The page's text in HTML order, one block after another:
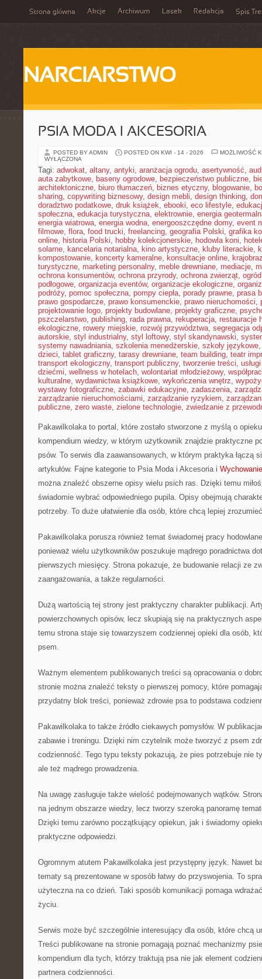
Strona główna Akcje Archiwum Lasek Redakcja Spis
NARCIARSTWO
PSIA MODA I AKCESORIA
POSTED BY ADMIN POSTED ON KWI - 14 - 2026
MOŻLIWOŚĆ
WYŁĄCZONA
Tagi: adwokat, altany, antyki, aranżacja ogrodu, asertywność,
auta zabytkowe, baseny ogrodowe, bezpieczeństwo publiczne,
architektoniczne, biuro tłumaczeń, biznes etyczny, blogowanie,
sharing, copywriting biznesowy, design mebli, design thinking,
doradztwo podatkowe, druk książek, ebooki, eco lifestyle,
społeczna, edukacja turystyczna, elektrownie, energia
energia wiatrowa, energia wodna, energooszczędne domy, event
filmowe, flora, food trucki, freelancing, geografia Polski, grafika
online, historia Polski, hobby kolekcjonerskie, hodowla koni,
solarne, kancelaria notarialna, kino artystyczne, kluby literackie,
kompostowanie, koncerty kameralne, konsultacje online,
turystyczne, marketing personalny, meble drewniane, mediacje,
ochrona konsumentów, ochrona przyrody, ochrona zwierząt,
podłogowe, organizacja eventów, organizacje ekologiczne,
podróży, pomoc społeczna, pompy ciepła, porady prawne, prasa
prawo gospodarcze, prawo konsumenckie, prawo nieruchomości,
projektowanie logo, projekty budowlane, projekty graficzne,
pszczelarstwo, publishing, rada prawna, rekuperacja, restauracje
ekologiczne, rowery miejskie, rozwój przywództwa, segregacja
autorskie, styl industrialny, styl loftowy, styl skandynawski,
systemy nawadniania, szkolenia menedżerskie, szkoły językowe
dzieci, tablet graficzny, tarasy drewniane, team building, teatr
transport ekologiczny, transport publiczny, tworzenie treści,
dziećmi, wellness w hotelach, wolontariat młodzieżowy,
kulturalne, wydawnictwa książkowe, wykończenia wnętrz,
wystawy fotograficzne, zabawki edukacyjne, zadaszenia,
zarządzanie nieruchomościami, zarządzanie ryzykiem,
publiczne, zero waste, zielone technologie, zwiedzanie z
Pakawilkolaka to portal, które zostało stworzone z myślą o
kompendium wiedzy, w którym użytkownik znajdzie praktyczne
psów. To serwis dla zaawansowanych, w którym praktyka łączą
artykułów. Fajne kategorie to Psia Moda i Akcesoria i
można znaleźć obszerne opisy wielu psich ras. Dzięki temu
świadomie wybrać odpowiedniego pupila. Opisy obejmują
potrzeby. To duże ułatwienie dla osób, które chcą lepiej
Pakawilkolaka porusza również temat świadomej pracy
ponieważ wielu użytkowników poszukuje mądrego poradnictwa
pierwszych miesięcy. Strona pokazuje, że budowanie relacji ze
zaangażowania, a także regularności.
Dużą wartością tej strony jest praktyczny charakter publikacji.
powierzchownych opisów, lecz skupiają się na praktycznych
temu strona staje się towarzyszem codziennej opieki dla osób,
psem.
Ważnym elementem publikowanych treści są opracowania o
stronie można znaleźć teksty o pierwszej pomocy, które
przydatny blok treści, ponieważ zdrowie psa to podstawa
Pakawilkolaka to także źródło ciekawych pomysłów. W
zabawie i treningu. Dzięki nim czytelnik może tworzyć z psem
codzienność. Tego typu teksty pokazują, że pies potrzebuje nie
ale też mądrego prowadzenia.
Na uwagę zasługuje także wielość podejmowanych wątków.
na jednym obszarze wiedzy, lecz tworzy szeroką panoramę
Dzięki temu zarówno początkujący opiekun, jak i świadomy
praktyczne odpowiedzi.
Ogromnym atutem Pakawilkolaka jest przystępny język. Nawet
tematy są prezentowane w sposób łatwy do przyswojenia. To
użyteczna na co dzień. Taki sposób komunikacji pomaga
życiu.
Serwis może być szczególnie interesujący dla osób, które chcą
Treści publikowane na stronie pomagają poznać mechanizmy
kompendium dla tych, którzy traktują psa nie jak element
partnera codzienności.